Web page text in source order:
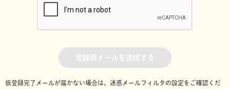
登録用メールを送信する
仮登録完了メールが届かない場合は、迷惑メールフィルタの設定をご確認くだ